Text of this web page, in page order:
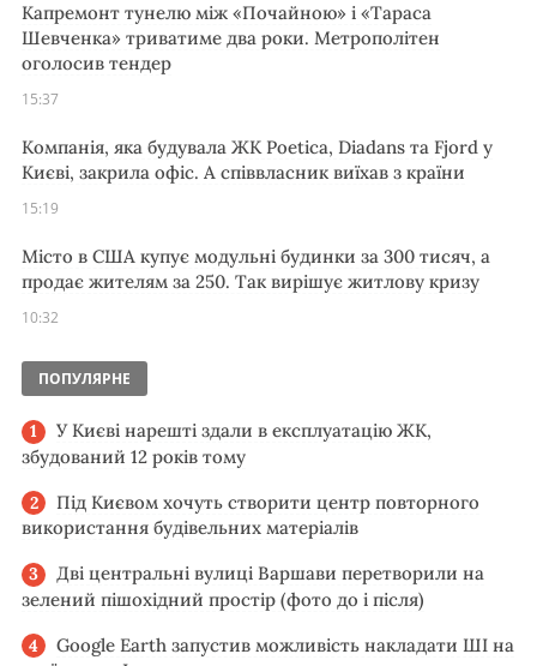
Капремонт тунелю між «Почайною» і «Тараса
Шевченка» триватиме два роки. Метрополітен
оголосив тендер
15:37
Компанія, яка будувала ЖК Poetica, Diadans та Fjord у
Києві, закрила офіс. А співвласник виїхав з країни
15:19
Місто в США купує модульні будинки за 300 тисяч, а
продає жителям за 250. Так вирішує житлову кризу
10:32
ПОПУЛЯРНЕ
У Києві нарешті здали в експлуатацію ЖК,
збудований 12 років тому
Під Києвом хочуть створити центр повторного
використання будівельних матеріалів
Дві центральні вулиці Варшави перетворили на
зелений пішохідний простір (фото до і після)
Google Earth запустив можливість накладати ШІ на